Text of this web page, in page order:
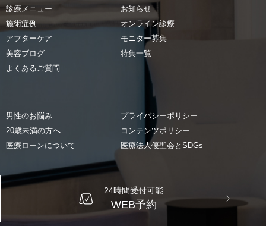
診療メニュー
施術症例
アフターケア
美容ブログ
よくあるご質問
お知らせ
オンライン診療
モニター募集
特集一覧
男性のお悩み
20歳未満の方へ
医療ローンについて
プライバシーポリシー
コンテンツポリシー
医療法人優聖会とSDGs
24時間受付可能
WEB予約